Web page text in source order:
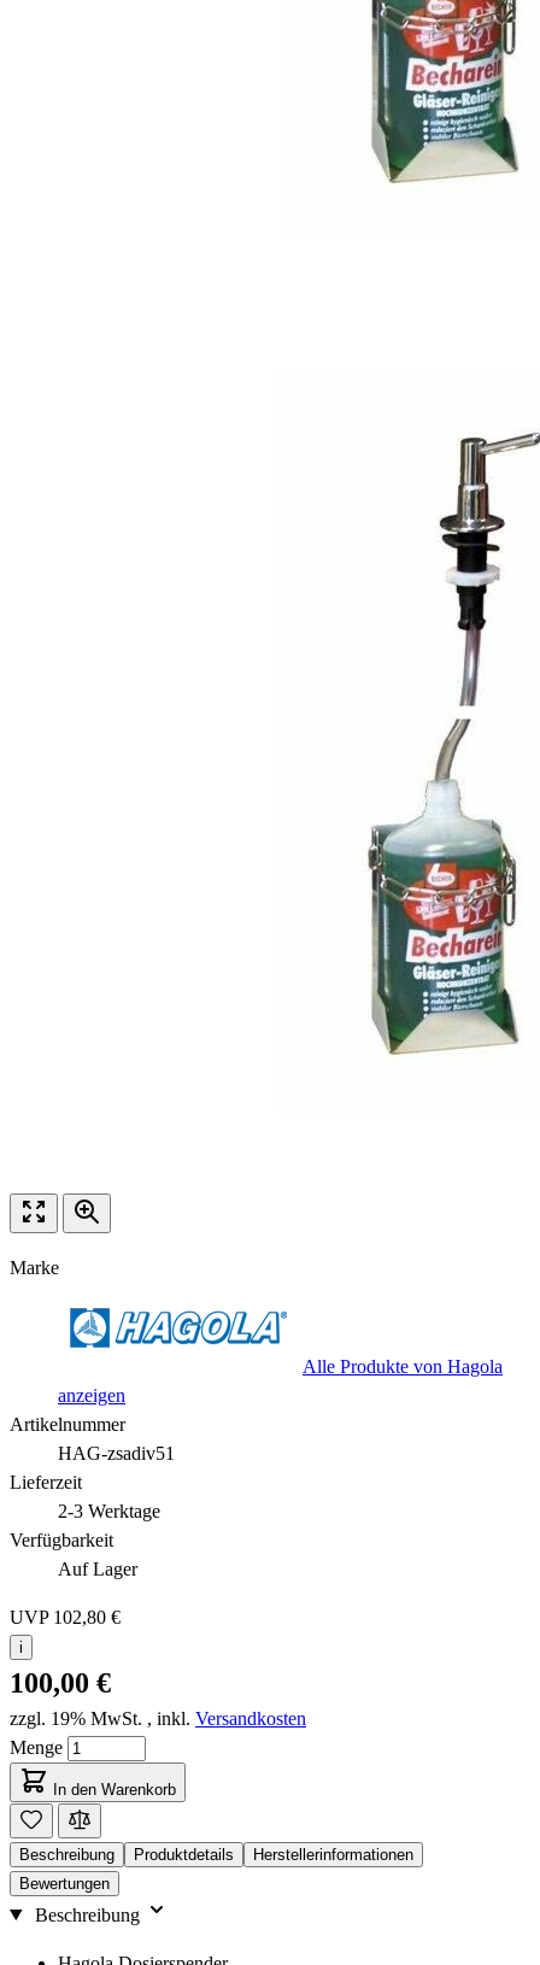
Marke
Alle Produkte von Hagola
anzeigen
Artikelnummer
HAG-zsadiv51
Lieferzeit
2-3 Werktage
Verfügbarkeit
Auf Lager
UVP 102,80 €
i
100,00 €
zzgl. 19% MwSt. , inkl. Versandkosten
Menge
In den Warenkorb
Beschreibung Produktdetails
Herstellerinformationen
Bewertungen
Beschreibung